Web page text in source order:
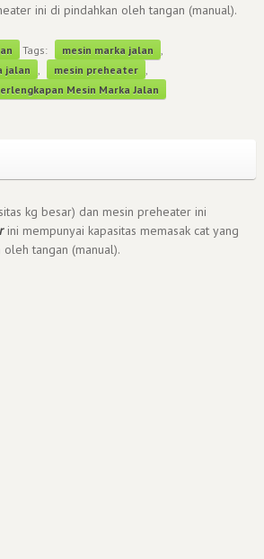
ini di pindahkan oleh tangan (manual).
Tags: mesin marka jalan ,
jalan
, mesin preheater ,
Mesin Marka Jalan
kg besar) dan mesin preheater ini
ini mempunyai kapasitas memasak cat yang
tangan (manual).